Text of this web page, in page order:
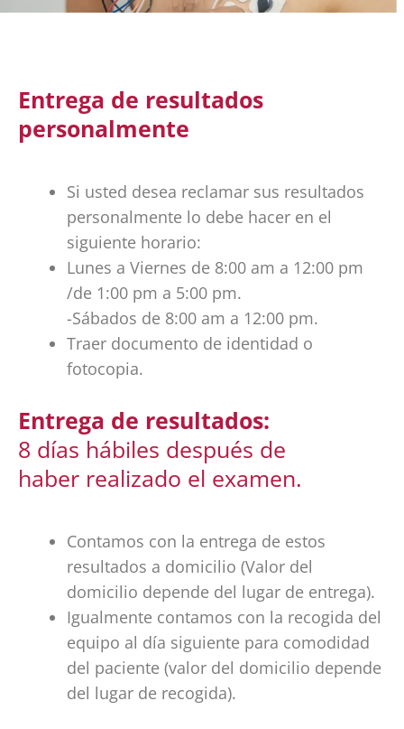
Entrega de resultados
personalmente
Si usted desea reclamar sus resultados
personalmente lo debe hacer en el
siguiente horario:
Lunes a Viernes de 8:00 am a 12:00 pm
/de 1:00 pm a 5:00 pm.
-Sábados de 8:00 am a 12:00 pm.
Traer documento de identidad o
fotocopia.
Entrega de resultados:
8 días hábiles después de
haber realizado el examen.
Contamos con la entrega de estos
resultados a domicilio (Valor del
domicilio depende del lugar de entrega).
Igualmente contamos con la recogida del
equipo al día siguiente para comodidad
del paciente (valor del domicilio depende
del lugar de recogida).